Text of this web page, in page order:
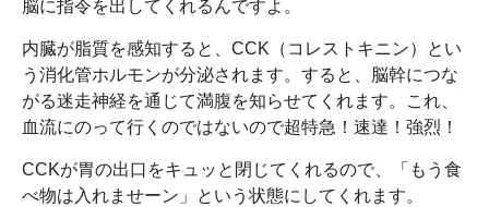
脳に指令を出してくれるんですよ。
内臓が脂質を感知すると、CCK（コレストキニン）とい
う消化管ホルモンが分泌されます。すると、脳幹につな
がる迷走神経を通じて満腹を知らせてくれます。これ、
血流にのって行くのではないので超特急！速達！強烈！
CCKが胃の出口をキュッと閉じてくれるので、「もう食
べ物は入れませーン」という状態にしてくれます。